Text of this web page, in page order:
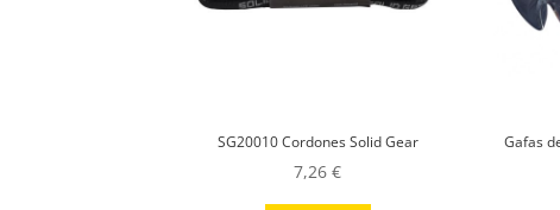
SG20010 Cordones Solid Gear
7,26€
Gafas